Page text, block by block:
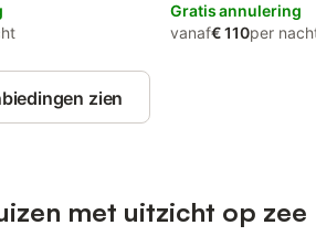
Gratis annulering
vanaf€ 110per
zien
met uitzicht op zee